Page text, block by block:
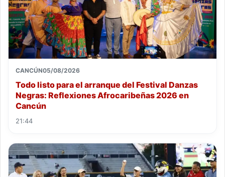
CANCÚN05/08/2026
Todo listo para el arranque del Festival Danzas
Negras: Reflexiones Afrocaribeñas 2026 en
Cancún
21:44